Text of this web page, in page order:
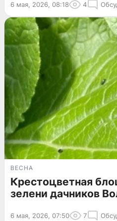
6 мая, 2026, 08:18 4
ВЕСНА
Крестоцветная
зелени дачников
6 мая, 2026, 07:50 7